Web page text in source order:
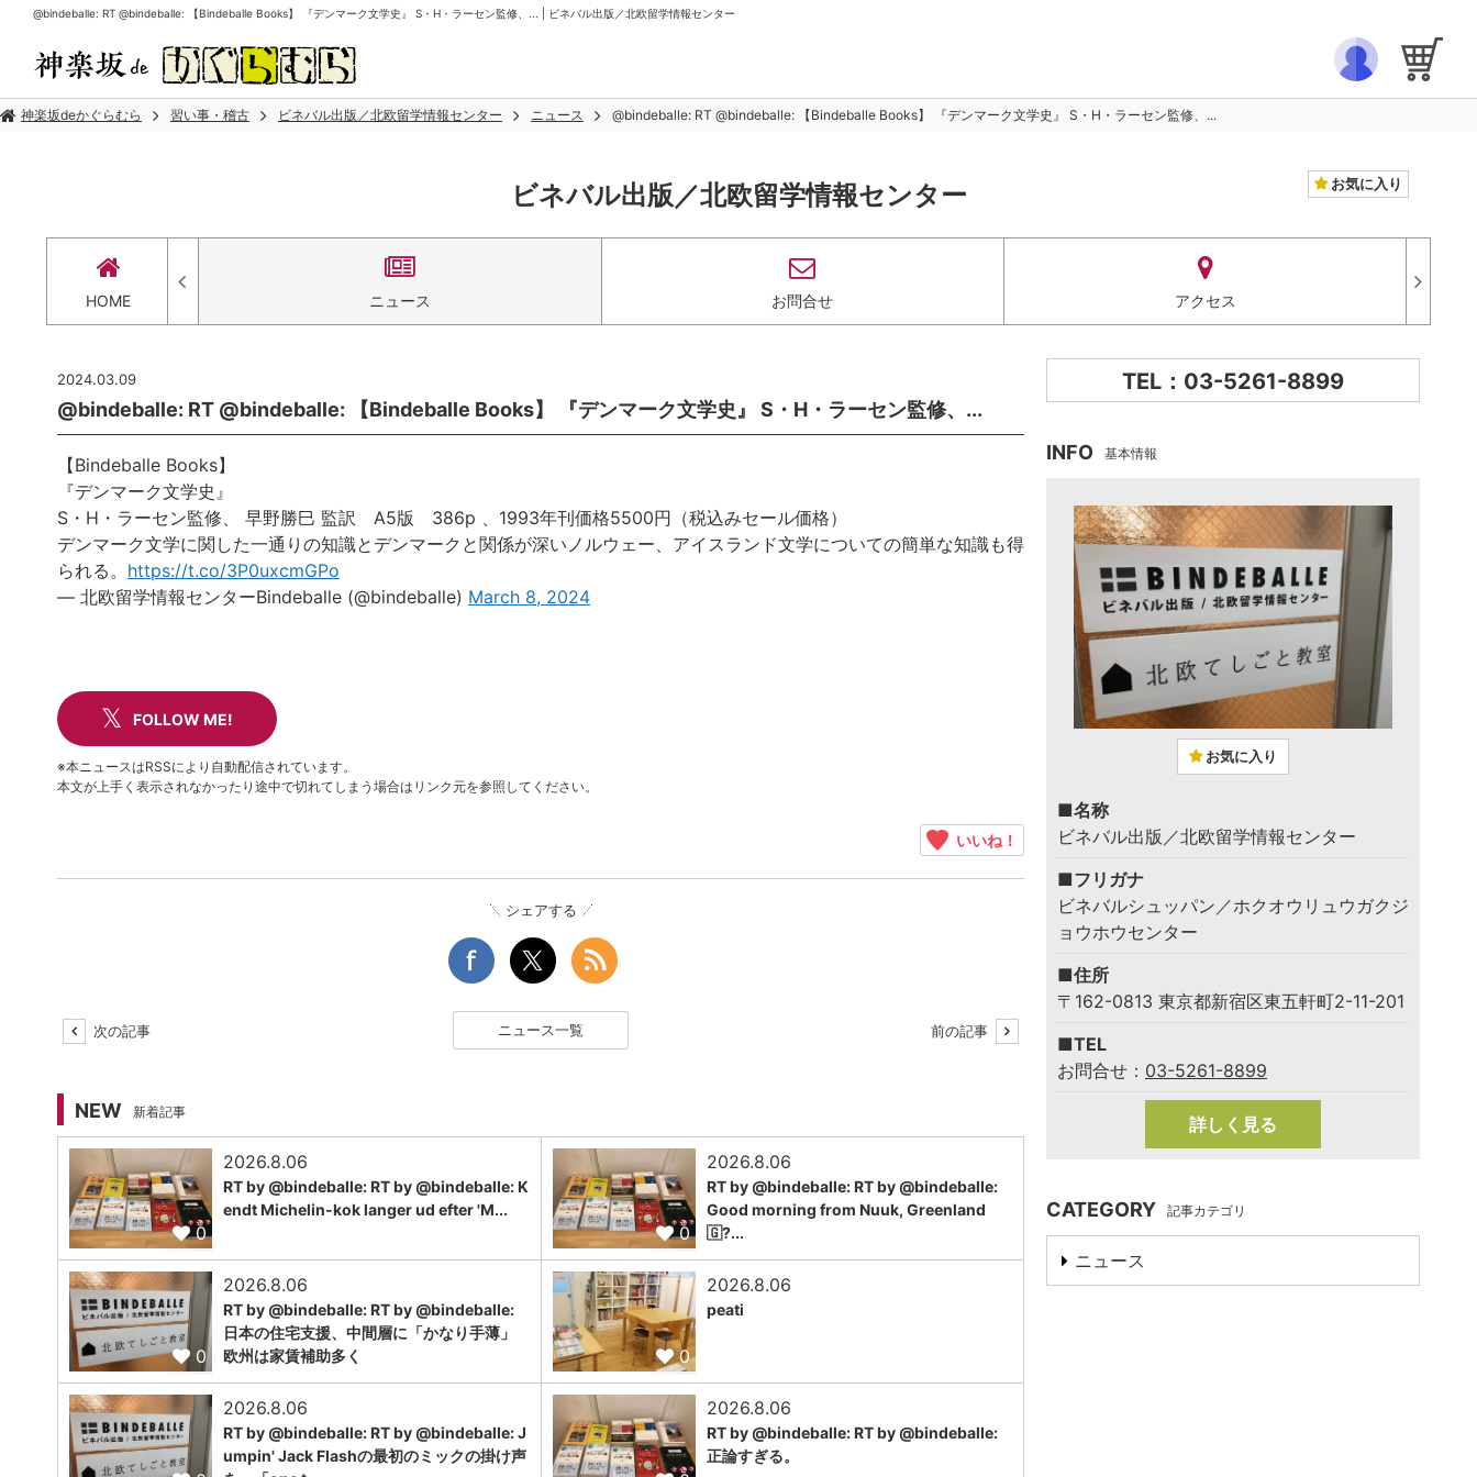
@bindeballe: RT @bindeballe: 【Bindeballe Books】 『デンマーク文学史』 S・H・ラーセン監修、... | ビネバル出版／北欧留学情報センター
神楽坂deかぐらむら 習い事・稽古 ビネバル出版／北欧留学情報センター ニュース @bindeballe: RT @bindeballe: 【Bindeballe Books】 『デンマーク文学史』 S・H・ラーセン監修、...
ビネバル出版／北欧留学情報センター お気に入り
HOME ニュース お問合せ アクセス
2024.03.09
@bindeballe: RT @bindeballe: 【Bindeballe Books】 『デンマーク文学史』 S・H・ラーセン監修、...
【Bindeballe Books】
『デンマーク文学史』
S・H・ラーセン監修、 早野勝巳 監訳 A5版 386p 、1993年刊価格5500円（税込みセール価格）
デンマーク文学に関した一通りの知識とデンマークと関係が深いノルウェー、アイスランド文学についての簡単な知識も得
られる。 https://t.co/3P0uxcmGPo
— 北欧留学情報センターBindeballe (@bindeballe) March 8, 2024
FOLLOW ME!
※本ニュースはRSSにより自動配信されています。
本文が上手く表示されなかったり途中で切れてしまう場合はリンク元を参照してください。
いいね！
シェアする
次の記事 ニュース一覧 前の記事
NEW 新着記事
0
2026.8.06
RT by @bindeballe: RT by @bindeballe: K
endt Michelin-kok langer ud efter 'M...
0
2026.8.06
RT by @bindeballe: RT by @bindeballe:
Good morning from Nuuk, Greenland
🇬?...
0
2026.8.06
RT by @bindeballe: RT by @bindeballe:
日本の住宅支援、中間層に「かなり手薄」
欧州は家賃補助多く
0
2026.8.06
peati
2026.8.06
RT by @bindeballe: RT by @bindeballe: J
umpin' Jack Flashの最初のミックの掛け声
2026.8.06
RT by @bindeballe: RT by @bindeballe:
正論すぎる。
TEL：03-5261-8899
INFO 基本情報
お気に入り
■名称
ビネバル出版／北欧留学情報センター
■フリガナ
ビネバルシュッパン／ホクオウリュウガクジ
ョウホウセンター
■住所
〒162-0813 東京都新宿区東五軒町2-11-201
■TEL
お問合せ： 03-5261-8899
詳しく見る
CATEGORY 記事カテゴリ
ニュース